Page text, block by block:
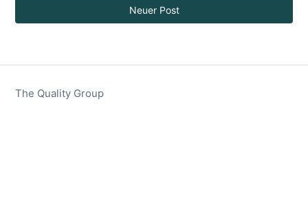
Neuer Post
The Quality Group